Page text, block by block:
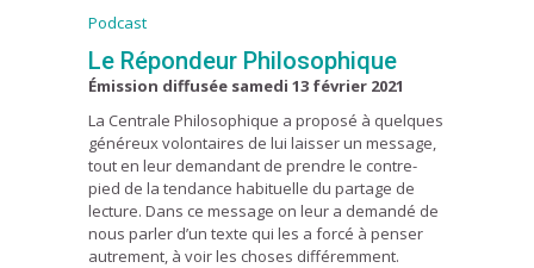
Podcast
Le Répondeur Philosophique
Émission diffusée samedi 13 février 2021
La Centrale Philosophique a proposé à quelques
généreux volontaires de lui laisser un message,
tout en leur demandant de prendre le contre-
pied de la tendance habituelle du partage de
lecture. Dans ce message on leur a demandé de
nous parler d’un texte qui les a forcé à penser
autrement, à voir les choses différemment.